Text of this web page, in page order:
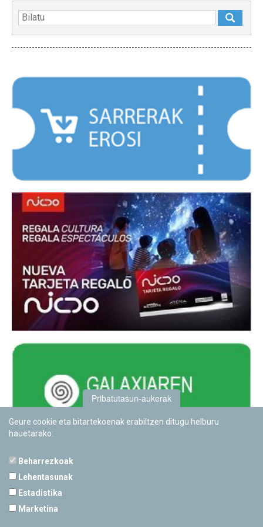
Pribatutasun-aukerak
Geure cookie eta bitartekoenak erabiltzen ditugu helburu
hauetarako:
Beharrezkoak
Lehentasunak
Estadistika
Marketina